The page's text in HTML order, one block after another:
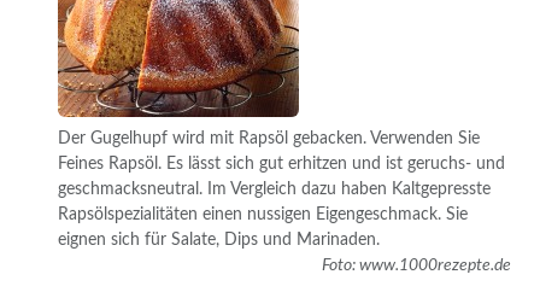
Der Gugelhupf wird mit Rapsöl gebacken. Verwenden Sie
Feines Rapsöl. Es lässt sich gut erhitzen und ist geruchs- und
geschmacksneutral. Im Vergleich dazu haben Kaltgepresste
Rapsölspezialitäten einen nussigen Eigengeschmack. Sie
eignen sich für Salate, Dips und Marinaden.
Foto: www.1000rezepte.de